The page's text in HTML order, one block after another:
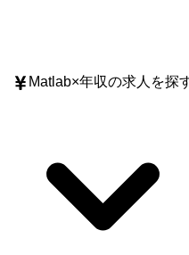
Matlab×年収の求人を探